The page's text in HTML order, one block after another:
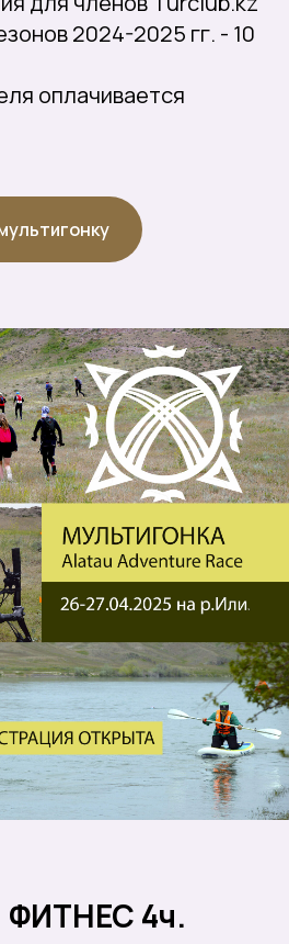
2024-2025 гг. - 10
оплачивается
ФИТНЕС 4ч.